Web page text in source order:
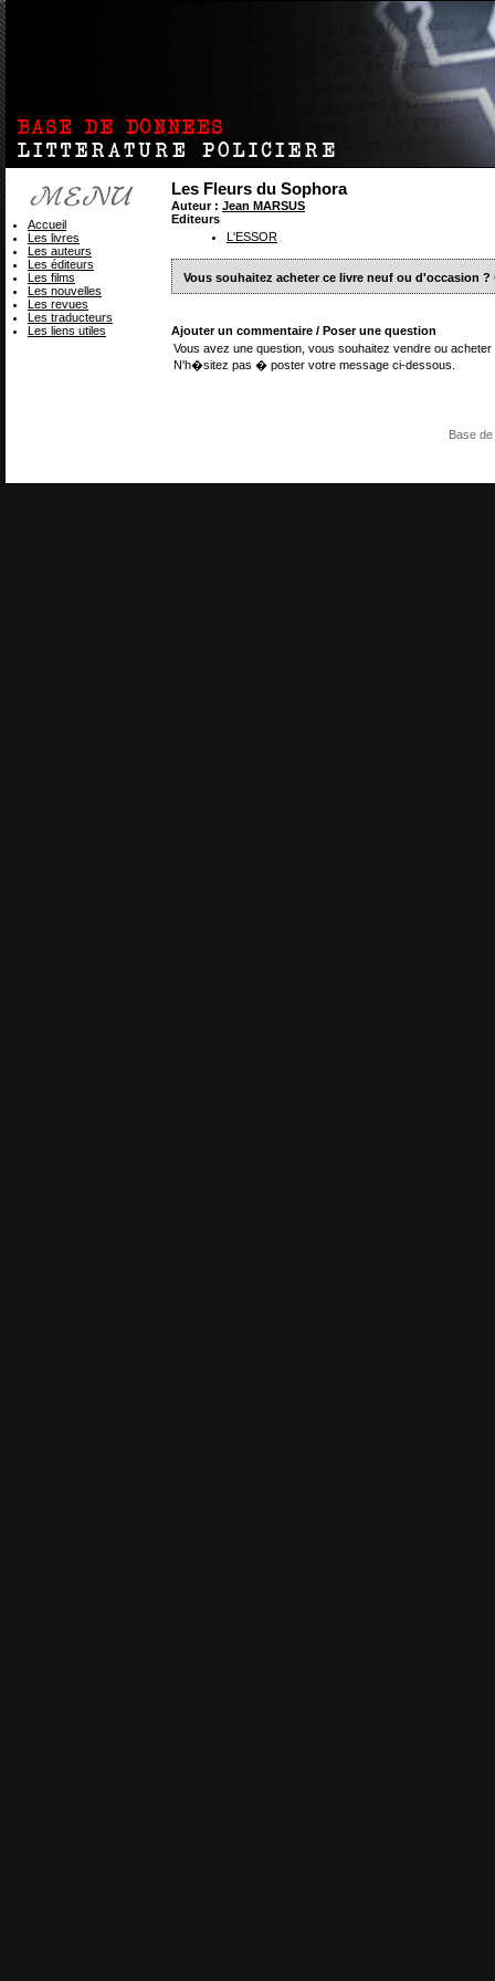
Les Fleurs du Sophora
Auteur : Jean MARSUS
Editeurs
L'ESSOR
Vous souhaitez acheter ce livre neuf ou d'occasion ?
Ajouter un commentaire / Poser une question
Vous avez une question, vous souhaitez vendre ou
N'h�sitez pas � poster votre message ci-dessous.
Accueil
Les livres
Les auteurs
Les éditeurs
Les films
Les nouvelles
Les revues
Les traducteurs
Les liens utiles
Base